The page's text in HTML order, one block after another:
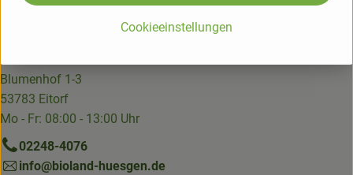
Blumenhof 1-3
53783 Eitorf
Mo - Fr: 08:00 - 13:00 Uhr
02248-4076
info@bioland-huesgen.de
Cookieeinstellungen